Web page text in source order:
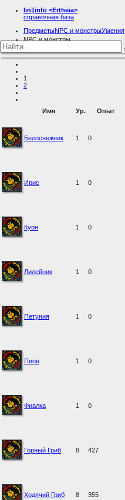
lin][info <Ertheia>
справочная база
ПредметыNPC и монстрыУмения
NPC и монстры
1
2
Имя Ур. Опыт
Белоснежник 1 0
Ирис 1 0
Куон 1 0
Лилейник 1 0
Петуния 1 0
Пион 1 0
Фиалка 1 0
Горный Гриб 8 427
Ходячий Гриб 8 355